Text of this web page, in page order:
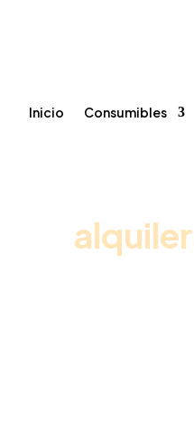
Inicio Consumibles